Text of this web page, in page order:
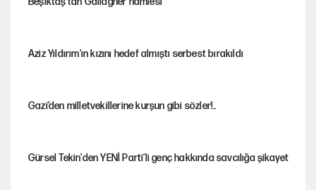
Aziz Yıldırım'ın kızını hedef almıştı serbest bırakıldı
Gazi’den milletvekillerine kurşun gibi sözler!..
Gürsel Tekin'den YENİ Parti’li genç hakkında savcılığa şikayet